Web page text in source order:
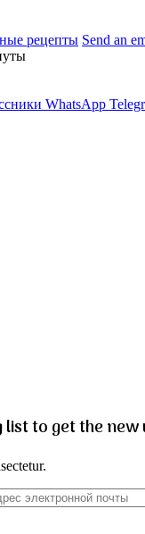
рецепты Send an
WhatsApp
to get the